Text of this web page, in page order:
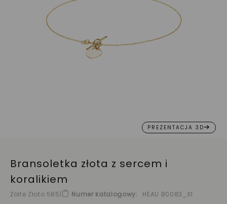
PREZENTACJA 3D
Bransoletka złota z sercem i
koralikiem
Żółte Złoto 585| Numer katalogowy HEAU B0083_X1